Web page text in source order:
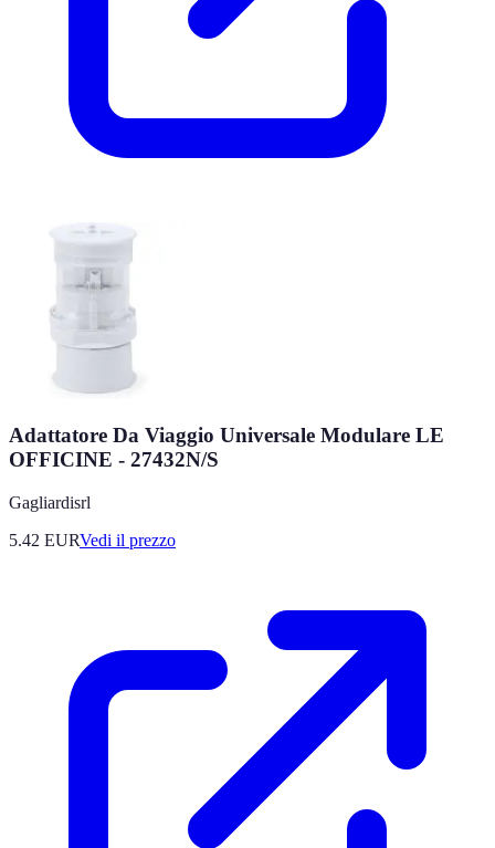
Adattatore Da Viaggio Universale Modulare LE
OFFICINE - 27432N/S
Gagliardisrl
5.42 EURVedi il prezzo